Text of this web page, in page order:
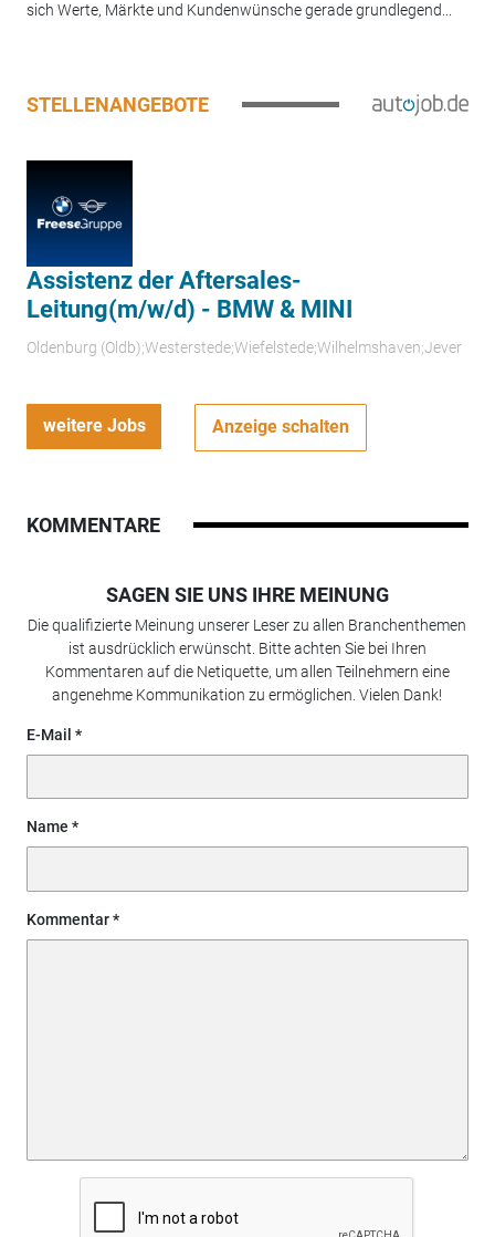
sich Werte, Märkte und Kundenwünsche gerade grundlegend...
STELLENANGEBOTE
Assistenz der Aftersales-
Leitung(m/w/d) - BMW & MINI
Oldenburg (Oldb);Westerstede;Wiefelstede;Wilhelmshaven;Jever
weitere Jobs Anzeige schalten
KOMMENTARE
SAGEN SIE UNS IHRE MEINUNG
Die qualifizierte Meinung unserer Leser zu allen Branchenthemen
ist ausdrücklich erwünscht. Bitte achten Sie bei Ihren
Kommentaren auf die Netiquette, um allen Teilnehmern eine
angenehme Kommunikation zu ermöglichen. Vielen Dank!
E-Mail
Name
Kommentar